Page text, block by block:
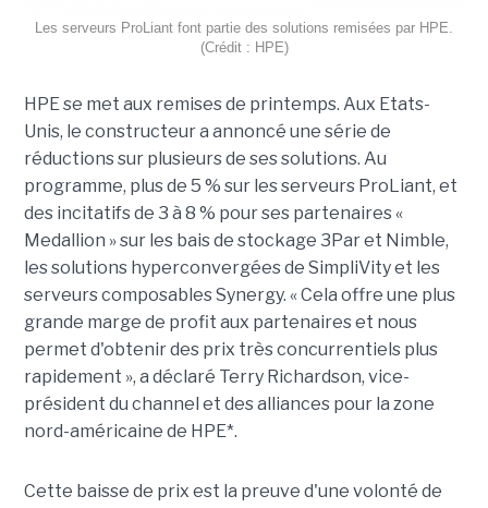
Les serveurs ProLiant font partie des solutions remisées par HPE.
(Crédit : HPE)
HPE se met aux remises de printemps. Aux Etats-
Unis, le constructeur a annoncé une série de
réductions sur plusieurs de ses solutions. Au
programme, plus de 5 % sur les serveurs ProLiant, et
des incitatifs de 3 à 8 % pour ses partenaires «
Medallion » sur les bais de stockage 3Par et Nimble,
les solutions hyperconvergées de SimpliVity et les
serveurs composables Synergy. « Cela offre une plus
grande marge de profit aux partenaires et nous
permet d'obtenir des prix très concurrentiels plus
rapidement », a déclaré Terry Richardson, vice-
président du channel et des alliances pour la zone
nord-américaine de HPE*.
Cette baisse de prix est la preuve d'une volonté de